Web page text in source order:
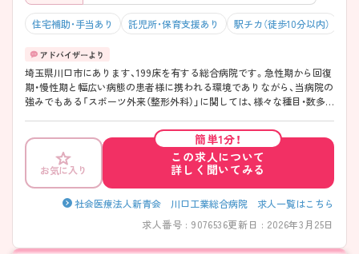
住宅補助・手当あり 託児所・保育支援あり 駅チカ（徒歩10分以内）
埼玉県川口市にあります、199床を有する総合病院です。急性期から回復
期・慢性期と幅広い病態の患者様に携われる環境でありながら、当病院の
強みでもある「スポーツ外来（整形外科）」に関しては、様々な種目・数多
で、スポーツ整形に興味のある方は、特におすすめな職場環境です◎中途
入社職員に対する教育体制も整っているので、新たな職場でのスタート
も安心♪年間休日120日と休みが多く、充実した福利厚生・高水準の給与
と、魅力がたっぷりの病院です！ ご興味ある方には、面接対策ポイントな
ど、さらに詳細をお話しいたしますのでお気軽にご相談ください。
お気に入り
簡単1分！
この求人について
詳しく聞いてみる
社会医療法人新青会 川口工業総合病院 求人一覧はこちら
求人番号 : 9076536更新日 : 2026年3月25日